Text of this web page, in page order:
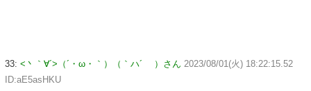
33: <丶｀∀´>（´・ω・｀）（｀ハ´ ）さん 2023/08/01(火) 18:22:15.52
ID:aE5asHKU